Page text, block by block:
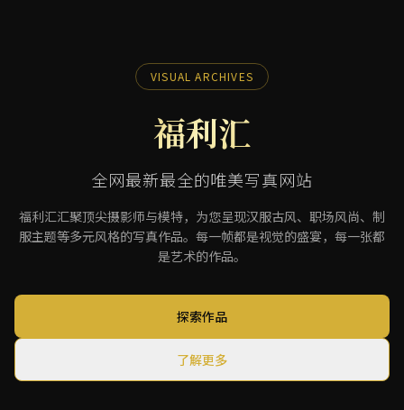
VISUAL ARCHIVES
福利汇
全网最新最全的唯美写真网站
福利汇汇聚顶尖摄影师与模特，为您呈现汉服古风、职场风尚、制
服主题等多元风格的写真作品。每一帧都是视觉的盛宴，每一张都
是艺术的作品。
探索作品
了解更多